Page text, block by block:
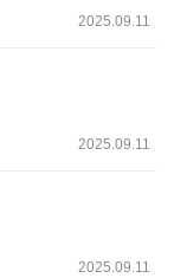
2025.09.11
2025.09.11
2025.09.11